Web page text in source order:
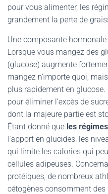
pour vous alimenter, les
grandement la perte de
Une composante
Lorsque vous mangez des
(glucose) augmente
mangez n’importe quoi,
plus rapidement en glucose.
pour éliminer l’excès de
dont la majeure partie est
Étant donné que les
l’apport en glucides, les
qui limite les calories qui
cellules adipeuses.
protéiques, de nombreux
cétogènes consomment des